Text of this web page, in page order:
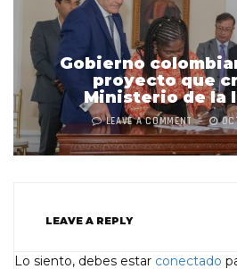
Gobierno
proyecto que
Ministerio de la
LEAVE A COMMENT
LEAVE A REPLY
Lo siento, debes estar conectado